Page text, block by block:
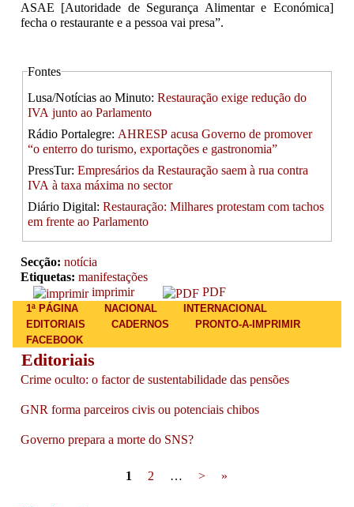
ASAE [Autoridade de Segurança Alimentar e Económica]
fecha o restaurante e a pessoa vai presa”.
Fontes
Lusa/Notícias ao Minuto:Restauração exige redução do
IVA junto ao Parlamento
Rádio Portalegre: AHRESP acusa Governo de promover
“o enterro do turismo, exportações e gastronomia”
PressTur:Empresários da Restauração saem à rua contra
IVA à taxa máxima no sector
Diário Digital:Restauração: Milhares protestam com tachos
em frente ao Parlamento
Secção: notícia
Etiquetas: manifestações
imprimir
PDF
Main menu
1ª PÁGINA NACIONAL
INTERNACIONAL
EDITORIAIS
CADERNOS
PRONTO-A-IMPRIMIR
FACEBOOK
Editoriais
Crime oculto: o factor de sustentabilidade das pensões
GNR forma parceiros civis ou potenciais chibos
Governo prepara a morte do SNS?
1 2 … > »